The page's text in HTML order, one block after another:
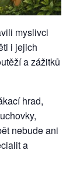
myslivci
i jejich
a zážitků
hrad,
nebude ani
a